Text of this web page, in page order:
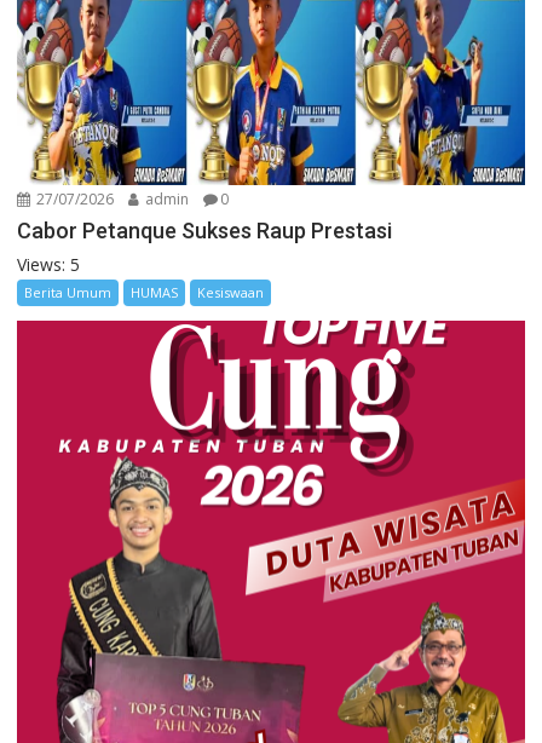
27/07/2026 admin 0
Cabor Petanque Sukses Raup Prestasi
Views: 5
Berita Umum HUMAS Kesiswaan